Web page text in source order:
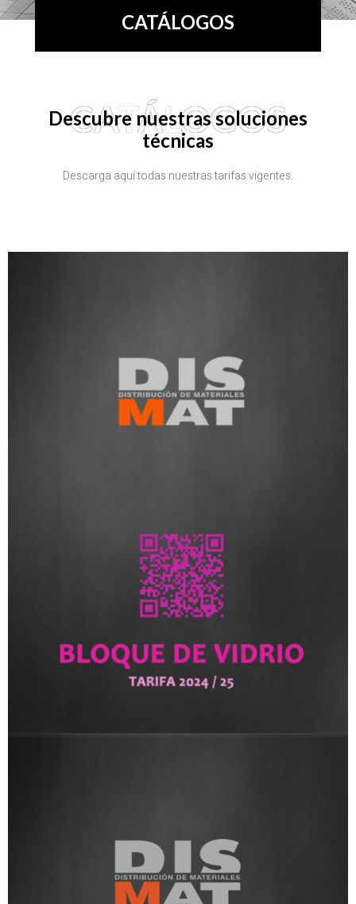
CATÁLOGOS
Descubre nuestras soluciones
técnicas
Descarga aquí todas nuestras tarifas vigentes.
CATÁLOGOS